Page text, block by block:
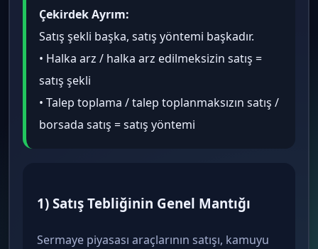
Çekirdek Ayrım:
Satış şekli başka, satış yöntemi başkadır.
• Halka arz / halka arz edilmeksizin satış =
satış şekli
• Talep toplama / talep toplanmaksızın satış /
borsada satış = satış yöntemi
1) Satış Tebliğinin Genel Mantığı
Sermaye piyasası araçlarının satışı, kamuyu